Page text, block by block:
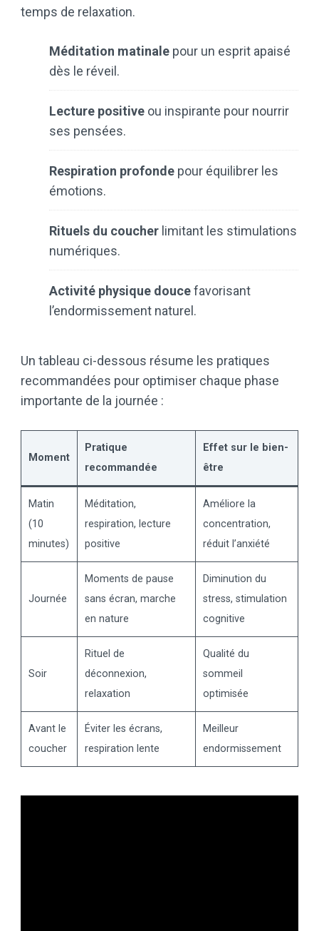
temps de relaxation.
Méditation matinale pour un esprit apaisé
dès le réveil.
Lecture positive ou inspirante pour nourrir
ses pensées.
Respiration profonde pour équilibrer les
émotions.
Rituels du coucher limitant les stimulations
numériques.
Activité physique doucefavorisant
l’endormissement naturel.
Un tableau ci-dessous résume les pratiques
recommandées pour optimiser chaque phase
importante de la journée :
Moment
Pratique
recommandée
Effet sur le bien-
être
Matin
(10
minutes)
Méditation,
respiration, lecture
positive
Améliore la
concentration,
réduit l’anxiété
Journée
Moments de pause
sans écran, marche
en nature
Diminution du
stress, stimulation
cognitive
Soir
Rituel de
déconnexion,
relaxation
Qualité du
sommeil
optimisée
Avant le
coucher
Éviter les écrans,
respiration lente
Meilleur
endormissement